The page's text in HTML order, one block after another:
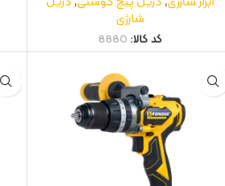
شارژی
کد کالا: 8880